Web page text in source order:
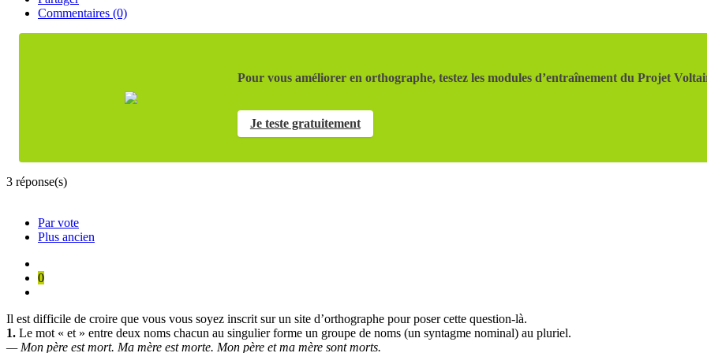
Commentaires (0)
Pour vous améliorer en orthographe, testez les modules d’entraînement du Projet
Je teste gratuitement
3 réponse(s)
Par vote
Plus ancien
0
Il est difficile de croire que vous vous soyez inscrit sur un site d’orthographe pour poser cette question-là.
1. Le mot « et » entre deux noms chacun au singulier forme un groupe de noms (un syntagme nominal) au pluriel.
— Mon père est mort. Ma mère est morte. Mon père et ma mère sont morts.